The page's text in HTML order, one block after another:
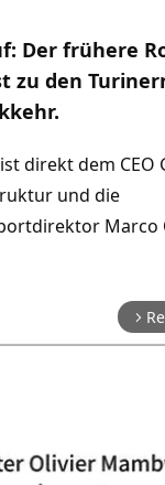
Der frühere
zu den
direkt dem CEO
und die
Marco
arrow_forward_ios